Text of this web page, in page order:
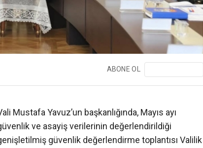
ABONE OL
Mustafa Yavuz’un başkanlığında, Mayıs ayı
ve asayiş verilerinin değerlendirildiği
güvenlik değerlendirme toplantısı Valilik